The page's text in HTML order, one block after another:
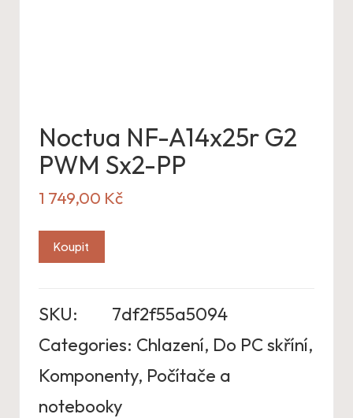
Noctua NF-A14x25r G2
PWM Sx2-PP
1 749,00 Kč
Koupit
SKU:
7df2f55a5094
Categories: Chlazení, Do PC skříní,
Komponenty, Počítače a
notebooky